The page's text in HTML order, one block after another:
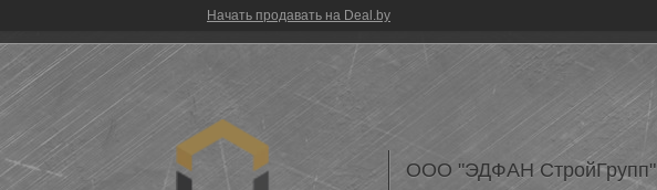
Начать продавать на Deal.by
ООО "ЭДФАН СтройГрупп"